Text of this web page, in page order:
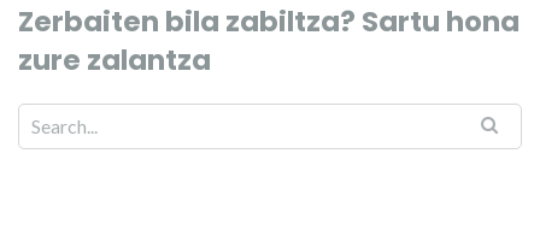
Zerbaiten bila zabiltza? Sartu hona
zure zalantza